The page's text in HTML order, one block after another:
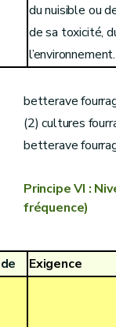
du nuisible ou
de sa toxicité,
l’environnement.
(1) grandes
betterave
(2) cultures
betterave
Principe VI :
fréquence)
Exigence